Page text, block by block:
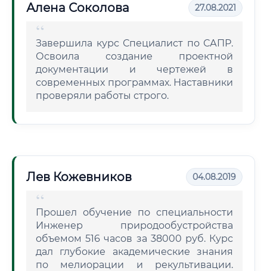
Алена Соколова 27.08.2021
Завершила курс Специалист по САПР.
Освоила создание проектной
документации и чертежей в
современных программах. Наставники
проверяли работы строго.
Лев Кожевников 04.08.2019
Прошел обучение по специальности
Инженер природообустройства
объемом 516 часов за 38000 руб. Курс
дал глубокие академические знания
по мелиорации и рекультивации.